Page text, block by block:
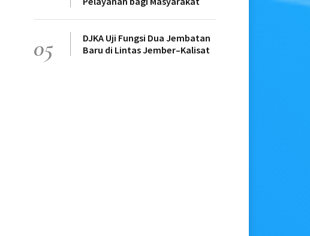
05
DJKA Uji Fungsi Dua Jembatan
Baru di Lintas Jember–Kalisat